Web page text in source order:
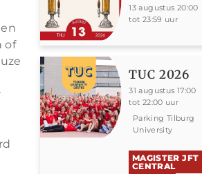
of
13 augustus 20:00
tot 23:59 uur
TUC 2026
31 augustus 17:00
tot 22:00 uur
Parking Tilburg
University
MAGISTER JFT
CENTRAL